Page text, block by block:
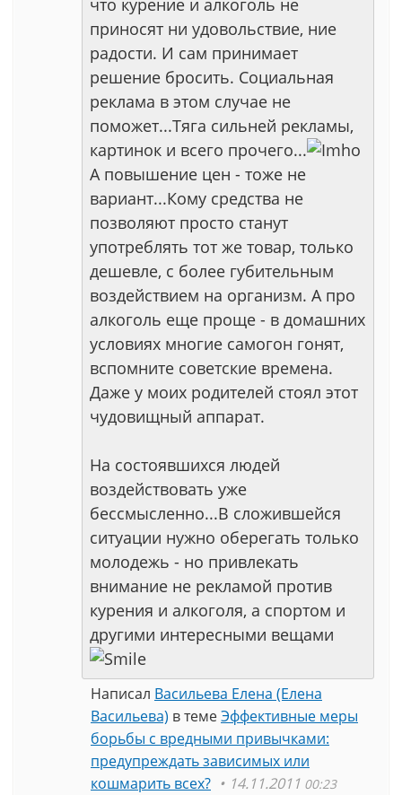
что курение и алкоголь не
приносят ни удовольствие, ние
радости. И сам принимает
решение бросить. Социальная
реклама в этом случае не
поможет...Тяга сильней рекламы,
картинок и всего прочего...
А повышение цен - тоже не
вариант...Кому средства не
позволяют просто станут
употреблять тот же товар, только
дешевле, с более губительным
воздействием на организм. А про
алкоголь еще проще - в домашних
условиях многие самогон гонят,
вспомните советские времена.
Даже у моих родителей стоял этот
чудовищный аппарат.
На состоявшихся людей
воздействовать уже
бессмысленно...В сложившейся
ситуации нужно оберегать только
молодежь - но привлекать
внимание не рекламой против
курения и алкоголя, а спортом и
другими интересными вещами
Написал Васильева Елена (Елена
Васильева) в темеЭффективные меры
борьбы с вредными привычками:
предупреждать зависимых или
кошмарить всех?
14.11.2011 00:23